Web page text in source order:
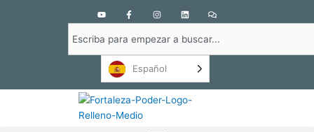
Y
o
u
t
u
b
F
a
c
e
b
o
f
I
n
s
t
a
g
a
L
i
n
k
e
d
C
o
m
e
n
t
en
Español